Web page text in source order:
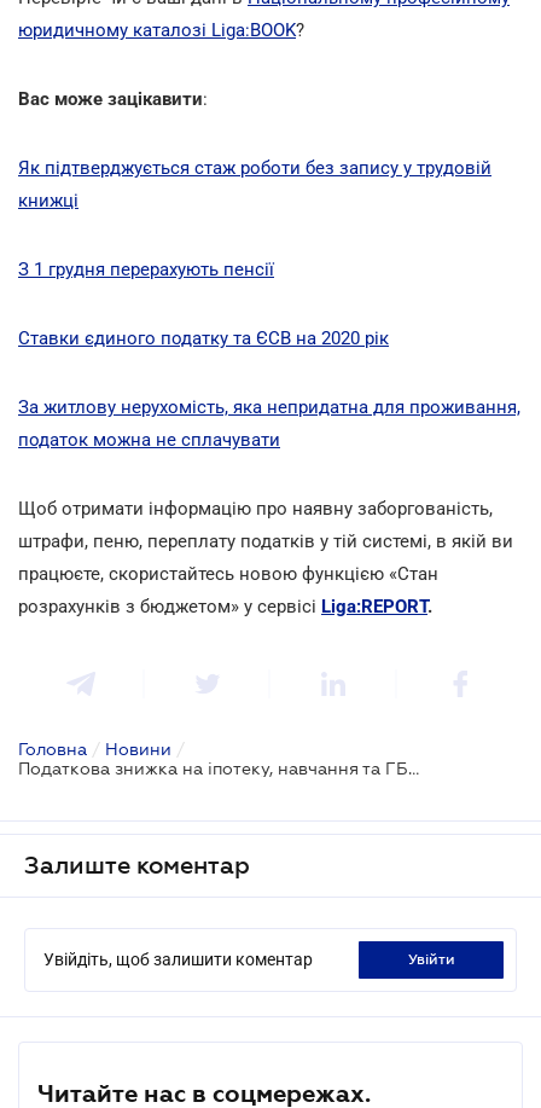
юридичному каталозі Liga:BOOK?
Вас може зацікавити:
Як підтверджується стаж роботи без запису у трудовій
книжці
З 1 грудня перерахують пенсії
Ставки єдиного податку та ЄСВ на 2020 рік
За житлову нерухомість, яка непридатна для проживання,
податок можна не сплачувати
Щоб отримати інформацію про наявну заборгованість,
штрафи, пеню, переплату податків у тій системі, в якій ви
працюєте, скористайтесь новою функцією «Стан
розрахунків з бюджетом» у сервісі Liga:REPORT.
Головна / Новини /
Податкова знижка на іпотеку, навчання та ГБО: за що можна повернути частину ПДФО
Залиште коментар
Увійдіть, щоб залишити коментар увійти
Читайте нас в соцмережах.